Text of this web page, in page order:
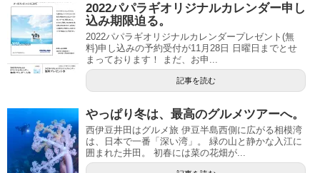
2022パパラギオリジナルカレンダー申し
込み期限迫る。
2022パパラギオリジナルカレンダープレゼント(無
料)申し込みの予約受付が11月28日 日曜日までとせ
まっております！ まだ、お申...
記事を読む
やっぱり冬は、最高のグルメツアーへ。
西伊豆井田はグルメ旅 伊豆半島西側に広がる相模湾
は、日本で一番「深い湾」。 緑の山と静かな入江に
囲まれた井田。 初春には菜の花畑が...